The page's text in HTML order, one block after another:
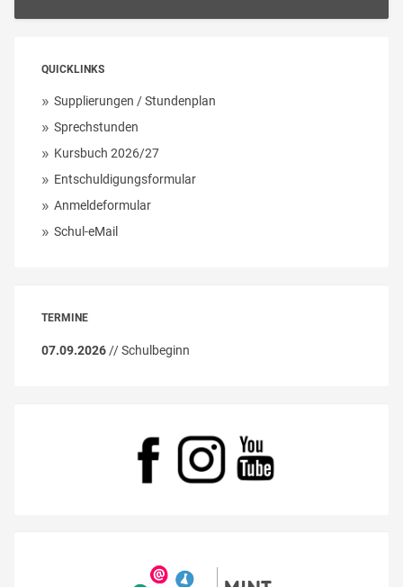
QUICKLINKS
Supplierungen / Stundenplan
Sprechstunden
Kursbuch 2026/27
Entschuldigungsformular
Anmeldeformular
Schul-eMail
TERMINE
07.09.2026 // Schulbeginn